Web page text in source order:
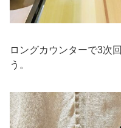
ロングカウンターで3次
う。